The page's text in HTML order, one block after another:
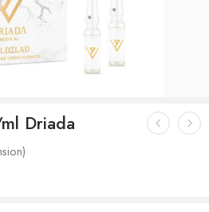
Driada